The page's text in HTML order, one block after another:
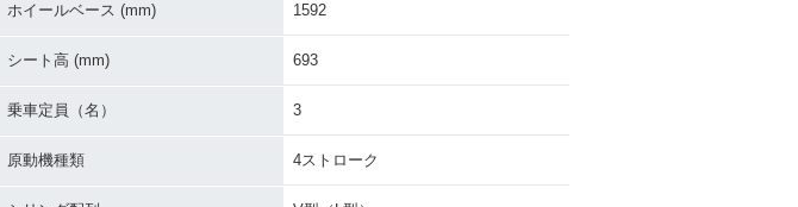
ホイールベース (mm) 1592
シート高 (mm) 693
乗車定員（名） 3
原動機種類 4ストローク